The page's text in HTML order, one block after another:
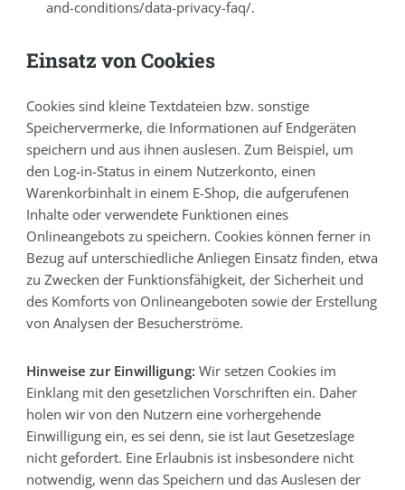
and-conditions/data-privacy-faq/.
Einsatz von Cookies
Cookies sind kleine Textdateien bzw. sonstige
Speichervermerke, die Informationen auf Endgeräten
speichern und aus ihnen auslesen. Zum Beispiel, um
den Log-in-Status in einem Nutzerkonto, einen
Warenkorbinhalt in einem E-Shop, die aufgerufenen
Inhalte oder verwendete Funktionen eines
Onlineangebots zu speichern. Cookies können ferner in
Bezug auf unterschiedliche Anliegen Einsatz finden, etwa
zu Zwecken der Funktionsfähigkeit, der Sicherheit und
des Komforts von Onlineangeboten sowie der Erstellung
von Analysen der Besucherströme.
Hinweise zur Einwilligung: Wir setzen Cookies im
Einklang mit den gesetzlichen Vorschriften ein. Daher
holen wir von den Nutzern eine vorhergehende
Einwilligung ein, es sei denn, sie ist laut Gesetzeslage
nicht gefordert. Eine Erlaubnis ist insbesondere nicht
notwendig, wenn das Speichern und das Auslesen der